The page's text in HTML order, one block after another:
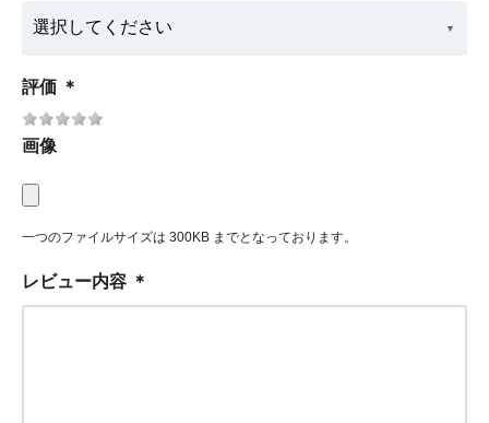
評価 ＊
画像
一つのファイルサイズは 300KB までとなっております。
レビュー内容 ＊